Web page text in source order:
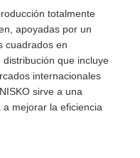
totalmente
apoyadas por un
cuadrados en
que incluye
internacionales
sirve a una
mejorar la eficiencia